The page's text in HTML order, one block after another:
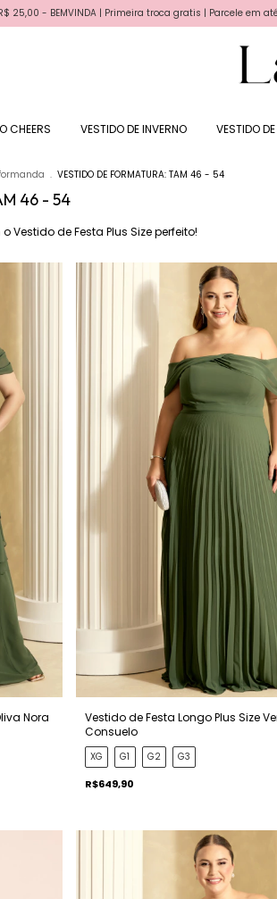
| Parcele em até 6x sem juros no cartão! Frete
CHEERS VESTIDO DE INVERNO VESTIDO
. VESTIDO DE FORMATURA: TAM 46 - 54
46 - 54
de Festa Plus Size perfeito!
Nora
Vestido de Festa Longo Plus Size
Consuelo
XG G1 G2 G3
R$649,90